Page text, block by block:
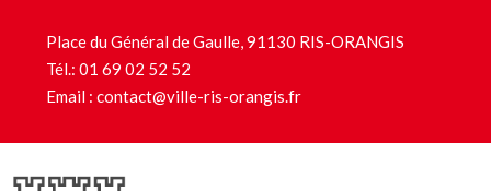
Place du Général de Gaulle, 91130 RIS-ORANGIS
Tél.: 01 69 02 52 52
Email : contact@ville-ris-orangis.fr